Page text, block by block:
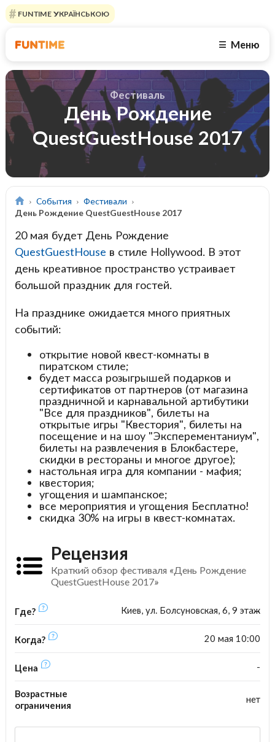
FUNTIME УКРАЇНСЬКОЮ
☰ Меню
Фестиваль
День Рождение
QuestGuestHouse 2017
События
Фестивали
День Рождение QuestGuestHouse 2017
20 мая будет День Рождение
QuestGuestHouse в стиле Hollywood. В этот
день креативное пространство устраивает
большой праздник для гостей.
На празднике ожидается много приятных
событий:
открытие новой квест-комнаты в
пиратском стиле;
будет масса розыгрышей подарков и
сертификатов от партнеров (от магазина
праздничной и карнавальной артибутики
"Все для праздников", билеты на
открытые игры "Квестория", билеты на
посещение и на шоу "Эксперементаниум",
билеты на развлечения в Блокбастере,
скидки в рестораны и многое другое);
настольная игра для компании - мафия;
квестория;
угощения и шампанское;
все мероприятия и угощения Бесплатно!
скидка 30% на игры в квест-комнатах.
Рецензия
Краткий обзор фестиваля «День Рождение
QuestGuestHouse 2017»
Где? Киев, ул. Болсуновская, 6, 9 этаж
Когда? 20 мая 10:00
Цена -
Возрастные
ограничения
нет